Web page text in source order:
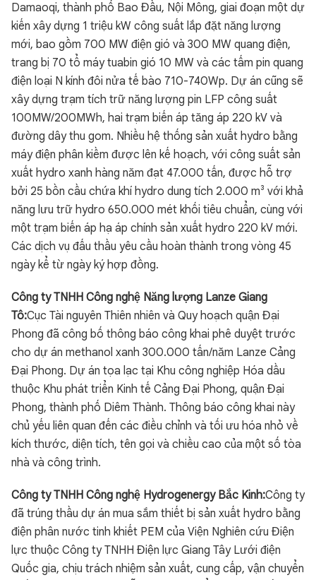
Damaoqi, thành phố Bao Đầu, Nội Mông, giai đoạn một dự
kiến xây dựng 1 triệu kW công suất lắp đặt năng lượng
mới, bao gồm 700 MW điện gió và 300 MW quang điện,
trang bị 70 tổ máy tuabin gió 10 MW và các tấm pin quang
điện loại N kính đôi nửa tế bào 710-740Wp. Dự án cũng sẽ
xây dựng trạm tích trữ năng lượng pin LFP công suất
100MW/200MWh, hai trạm biến áp tăng áp 220 kV và
đường dây thu gom. Nhiều hệ thống sản xuất hydro bằng
máy điện phân kiềm được lên kế hoạch, với công suất sản
xuất hydro xanh hàng năm đạt 47.000 tấn, được hỗ trợ
bởi 25 bồn cầu chứa khí hydro dung tích 2.000 m³ với khả
năng lưu trữ hydro 650.000 mét khối tiêu chuẩn, cùng với
một trạm biến áp hạ áp chính sản xuất hydro 220 kV mới.
Các dịch vụ đấu thầu yêu cầu hoàn thành trong vòng 45
ngày kể từ ngày ký hợp đồng.
Công ty TNHH Công nghệ Năng lượng Lanze Giang
Tô:Cục Tài nguyên Thiên nhiên và Quy hoạch quận Đại
Phong đã công bố thông báo công khai phê duyệt trước
cho dự án methanol xanh 300.000 tấn/năm Lanze Cảng
Đại Phong. Dự án tọa lạc tại Khu công nghiệp Hóa dầu
thuộc Khu phát triển Kinh tế Cảng Đại Phong, quận Đại
Phong, thành phố Diêm Thành. Thông báo công khai này
chủ yếu liên quan đến các điều chỉnh và tối ưu hóa nhỏ về
kích thước, diện tích, tên gọi và chiều cao của một số tòa
nhà và công trình.
Công ty TNHH Công nghệ Hydrogenergy Bắc Kinh:Công ty
đã trúng thầu dự án mua sắm thiết bị sản xuất hydro bằng
điện phân nước tinh khiết PEM của Viện Nghiên cứu Điện
lực thuộc Công ty TNHH Điện lực Giang Tây Lưới điện
Quốc gia, chịu trách nhiệm sản xuất, cung cấp, vận chuyển